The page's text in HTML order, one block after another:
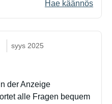
Hae käännös
syys 2025
der Anzeige
alle Fragen bequem